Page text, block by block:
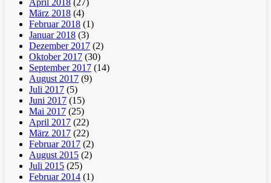
April 2018 (27)
März 2018 (4)
Februar 2018 (1)
Januar 2018 (3)
Dezember 2017 (2)
Oktober 2017 (30)
September 2017 (14)
August 2017 (9)
Juli 2017 (5)
Juni 2017 (15)
Mai 2017 (25)
April 2017 (22)
März 2017 (22)
Februar 2017 (2)
August 2015 (2)
Juli 2015 (25)
Februar 2014 (1)